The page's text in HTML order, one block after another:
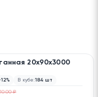
20х90х3000
В кубе:184 шт
₽